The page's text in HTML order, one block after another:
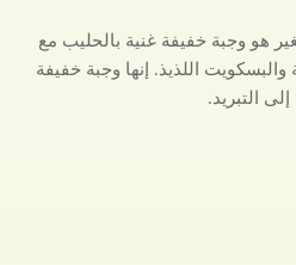
هو وجبة خفيفة غنية بالحليب مع
اللذيذ. إنها وجبة خفيفة
التبريد.